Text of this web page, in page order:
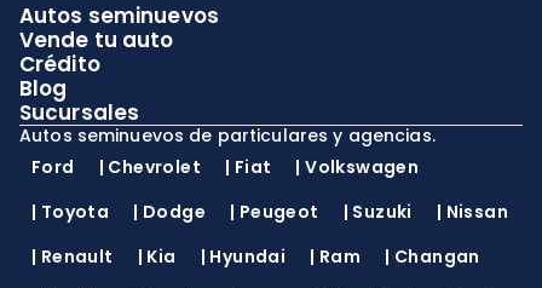
Autos seminuevos
Vende tu auto
Crédito
Blog
Sucursales
Autos seminuevos de particulares y agencias.
Ford
| Chevrolet | Fiat |Volkswagen
| Toyota | Dodge | Peugeot | Suzuki | Nissan
| Renault | Kia | Hyundai | Ram | Changan